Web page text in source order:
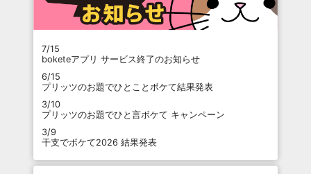
7/15
boketeアプリ サービス終了のお知らせ
6/15
プリッツのお題でひとことボケて結果発表
3/10
プリッツのお題でひと言ボケて キャンペーン
3/9
干支でボケて2026 結果発表